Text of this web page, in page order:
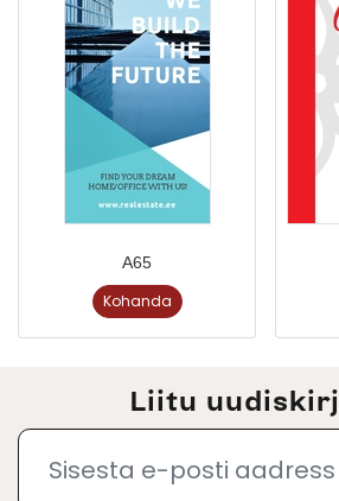
A65
Kohanda
Liitu